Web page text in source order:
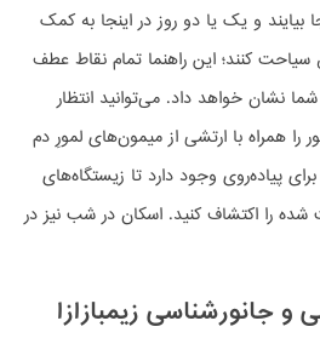
بیایند و یک یا دو روز در اینجا به کمک
کنند؛ این راهنما تمام نقاط عطف
نشان خواهد داد. می‌توانید انتظار
را همراه با ارتشی از میمون‌های لمورِ دم
پیاده‌روی وجود دارد تا زیستگاه‌های
را اکتشاف کنید. اسکان در شب نیز در